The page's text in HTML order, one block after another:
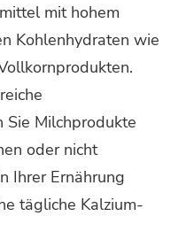
mit hohem
Kohlenhydraten wie
Sie Milchprodukte
oder nicht
Ihrer Ernährung
tägliche Kalzium-